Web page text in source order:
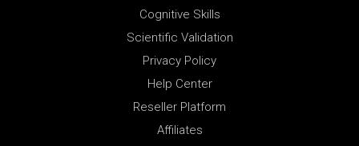
Cognitive Skills
Scientific Validation
Privacy Policy
Help Center
Reseller Platform
Affiliates